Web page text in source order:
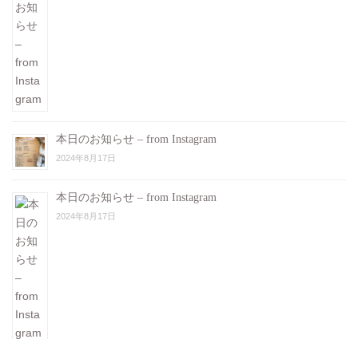
本日のお知らせ – from Instagram
2024年8月17日
本日のお知らせ – from Instagram
2024年8月17日